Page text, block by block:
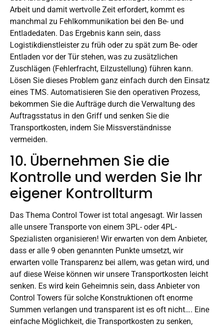
Arbeit und damit wertvolle Zeit erfordert, kommt es
manchmal zu Fehlkommunikation bei den Be- und
Entladedaten. Das Ergebnis kann sein, dass
Logistikdienstleister zu früh oder zu spät zum Be- oder
Entladen vor der Tür stehen, was zu zusätzlichen
Zuschlägen (Fehlerfracht, Eilzustellung) führen kann.
Lösen Sie dieses Problem ganz einfach durch den Einsatz
eines TMS. Automatisieren Sie den operativen Prozess,
bekommen Sie die Aufträge durch die Verwaltung des
Auftragsstatus in den Griff und senken Sie die
Transportkosten, indem Sie Missverständnisse
vermeiden.
10. Übernehmen Sie die
Kontrolle und werden Sie Ihr
eigener Kontrollturm
Das Thema Control Tower ist total angesagt. Wir lassen
alle unsere Transporte von einem 3PL- oder 4PL-
Spezialisten organisieren! Wir erwarten von dem Anbieter,
dass er alle 9 oben genannten Punkte umsetzt, wir
erwarten volle Transparenz bei allem, was getan wird, und
auf diese Weise können wir unsere Transportkosten leicht
senken. Es wird kein Geheimnis sein, dass Anbieter von
Control Towers für solche Konstruktionen oft enorme
Summen verlangen und transparent ist es oft nicht…. Eine
einfache Möglichkeit, die Transportkosten zu senken,